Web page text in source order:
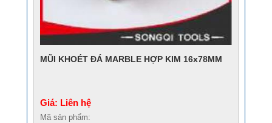
MŨI KHOÉT ĐÁ MARBLE HỢP KIM 16x78MM
Giá: Liên hệ
Mã sản phẩm: